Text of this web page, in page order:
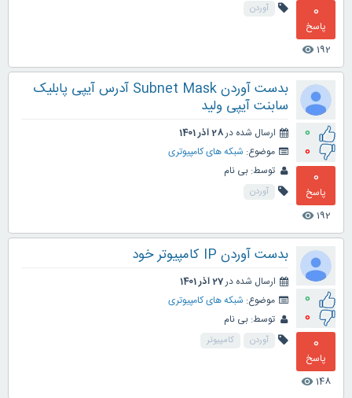
0
پاسخ
192
visibility
آوردن
0
0
0
پاسخ
192
visibility
بدست آوردن Subnet Mask آدرس آیپی پابلیک
سابنت آیپی ولید
ارسال شده در28 آذر 1401
موضوع: شبکه های کامپیوتری
توسط: بی نام
آوردن
0
0
0
پاسخ
148
visibility
بدست آوردن IP کامپیوتر خود
ارسال شده در27 آذر 1401
موضوع: شبکه های کامپیوتری
توسط: بی نام
آوردن کامپیوتر